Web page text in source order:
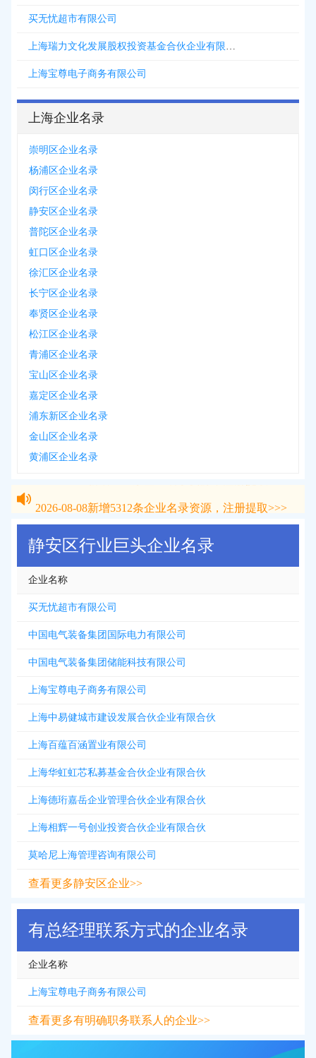
买无忧超市有限公司
上海瑞力文化发展股权投资基金合伙企业有限合伙
上海宝尊电子商务有限公司
上海企业名录
崇明区企业名录
杨浦区企业名录
闵行区企业名录
静安区企业名录
普陀区企业名录
虹口区企业名录
徐汇区企业名录
长宁区企业名录
奉贤区企业名录
松江区企业名录
青浦区企业名录
宝山区企业名录
嘉定区企业名录
浦东新区企业名录
金山区企业名录
黄浦区企业名录
2026-08-08新增5312条企业名录资源，注册提取>>>
静安区行业巨头企业名录
企业名称
买无忧超市有限公司
中国电气装备集团国际电力有限公司
中国电气装备集团储能科技有限公司
上海宝尊电子商务有限公司
上海中易健城市建设发展合伙企业有限合伙
上海百蕴百涵置业有限公司
上海华虹虹芯私募基金合伙企业有限合伙
上海德珩嘉岳企业管理合伙企业有限合伙
上海相辉一号创业投资合伙企业有限合伙
莫哈尼上海管理咨询有限公司
查看更多静安区企业>>
有总经理联系方式的企业名录
企业名称
上海宝尊电子商务有限公司
查看更多有明确职务联系人的企业>>